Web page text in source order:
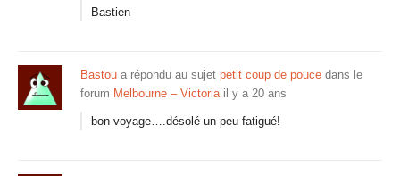
Bastien
Bastou a répondu au sujet petit coup de pouce dans le
forum Melbourne – Victoria il y a 20 ans
bon voyage….désolé un peu fatigué!